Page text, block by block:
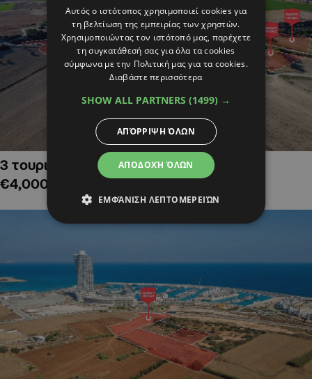
3 τουριστικά χωράφια στην Αλαμινό,
€4,000,000
Αυτός ο ιστότοπος χρησιμοποιεί cookies για
τη βελτίωση της εμπειρίας των χρηστών.
Χρησιμοποιώντας τον ιστότοπό μας, παρέχετε
τη συγκατάθεσή σας για όλα τα cookies
σύμφωνα με την Πολιτική μας για τα cookies.
Διαβάστε περισσότερα
SHOW ALL PARTNERS (1499) →
ΑΠΟΔΟΧΉ ΌΛΩΝ
ΑΠΌΡΡΙΨΗ ΌΛΩΝ
ΕΜΦΆΝΙΣΗ ΛΕΠΤΟΜΕΡΕΙΏΝ